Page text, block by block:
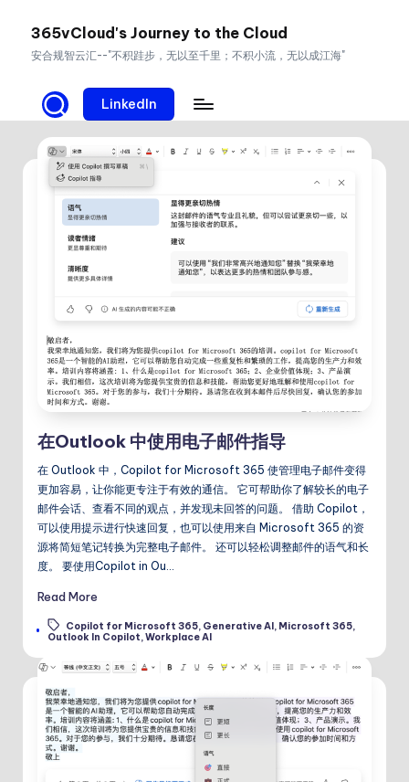
365vCloud's Journey to the Cloud
安合规智云汇--"不积跬步，无以至千里；不积小流，无以成江海"
LinkedIn
在Outlook 中使用电子邮件指导
在 Outlook 中，Copilot for Microsoft 365 使管理电子邮件变得
更加容易，让你能更专注于有效的通信。 它可帮助你了解较长的电子
邮件会话、查看不同的观点，并发现未回答的问题。 借助 Copilot，
可以使用提示进行快速回复，也可以使用来自 Microsoft 365 的资
源将简短笔记转换为完整电子邮件。 还可以轻松调整邮件的语气和长
度。 要使用Copilot in Ou…
Read More
Tags: Copilot for Microsoft 365, Generative AI, Microsoft 365,
Outlook In Copilot,Workplace AI